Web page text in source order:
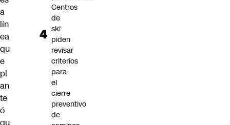
a
lín
ea
qu
e
pl
an
te
ó
Centros
de
ski
piden
revisar
criterios
para
el
cierre
preventivo
de